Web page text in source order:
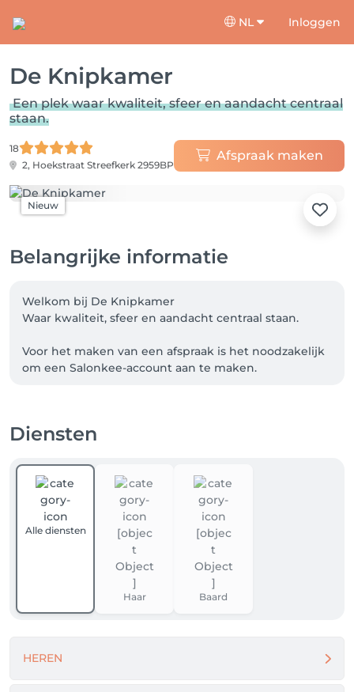
NL Inloggen
De Knipkamer
Een plek waar kwaliteit, sfeer en aandacht centraal
staan.
18
2, Hoekstraat Streefkerk 2959BP
Afspraak maken
Nieuw
Belangrijke informatie
Welkom bij De Knipkamer
Waar kwaliteit, sfeer en aandacht centraal staan.
Voor het maken van een afspraak is het noodzakelijk
om een Salonkee-account aan te maken.
annulering binnen 24 uur worden kosten in
Wij zien je graag binnenkort bij De Knipkamer.
Diensten
Alle diensten
Haar Baard
HEREN